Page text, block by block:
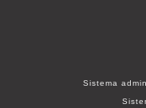
Sistema